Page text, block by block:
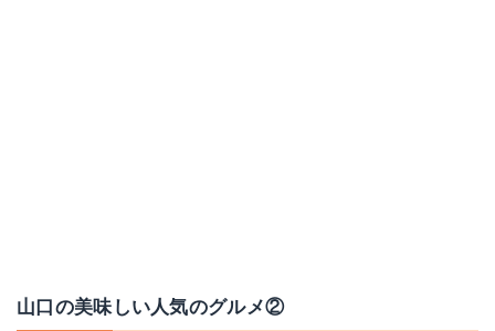
山口の美味しい人気のグルメ②